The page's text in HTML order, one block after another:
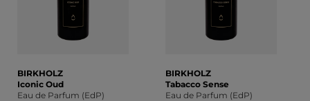
BIRKHOLZ
Iconic Oud
Eau de Parfum (EdP)
BIRKHOLZ
Tabacco Sense
Eau de Parfum (EdP)